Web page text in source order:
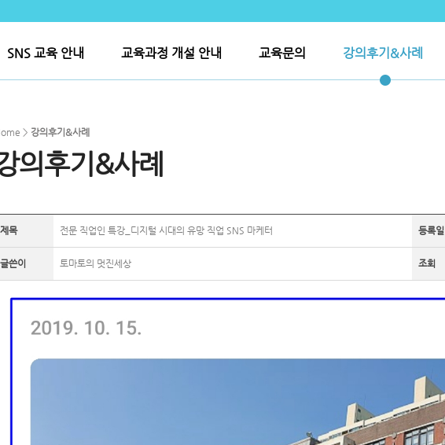
SNS 교육 안내 교육과정 개설 안내 교육문의 강의후기&사례
> 강의후기&사례
의후기&사례
제목 전문 직업인 특강_디지털 시대의 유망 직업 SNS 마케터 등록일
글쓴이 토마토의 멋진세상 조회